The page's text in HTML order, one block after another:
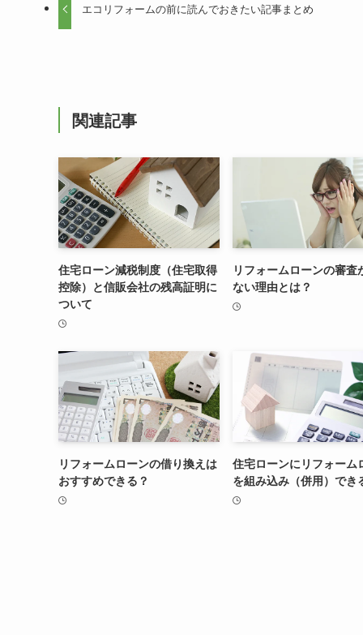
エコリフォームの前に読んでおきたい記事まとめ
関連記事
住宅ローン減税制度（住宅取得
控除）と信販会社の残高証明に
ついて
リフォームローンの審査
ない理由とは？
リフォームローンの借り換えは
おすすめできる？
住宅ローンにリフォーム
を組み込み（併用）でき